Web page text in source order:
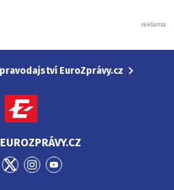
EuroZprávy.cz
PřejítPřejítPřejít